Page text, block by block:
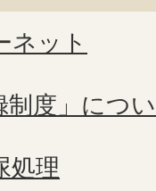
ネット
制度」につ
処理